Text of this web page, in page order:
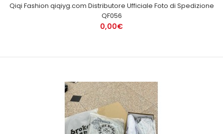
Qiqi Fashion qiqiyg.com Distributore Ufficiale Foto di Spedizione
QF056
0,00€